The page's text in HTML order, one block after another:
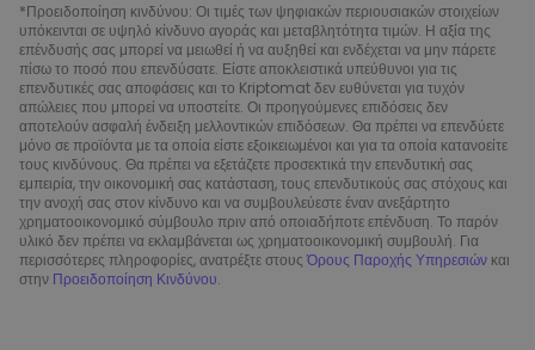
*Προειδοποίηση κινδύνου: Οι τιμές των ψηφιακών περιουσιακών στοιχείων
υπόκεινται σε υψηλό κίνδυνο αγοράς και μεταβλητότητα τιμών. Η αξία της
επένδυσής σας μπορεί να μειωθεί ή να αυξηθεί και ενδέχεται να μην πάρετε
πίσω το ποσό που επενδύσατε. Είστε αποκλειστικά υπεύθυνοι για τις
επενδυτικές σας αποφάσεις και το Kriptomat δεν ευθύνεται για τυχόν
απώλειες που μπορεί να υποστείτε. Οι προηγούμενες επιδόσεις δεν
αποτελούν ασφαλή ένδειξη μελλοντικών επιδόσεων. Θα πρέπει να επενδύετε
μόνο σε προϊόντα με τα οποία είστε εξοικειωμένοι και για τα οποία κατανοείτε
τους κινδύνους. Θα πρέπει να εξετάζετε προσεκτικά την επενδυτική σας
εμπειρία, την οικονομική σας κατάσταση, τους επενδυτικούς σας στόχους και
την ανοχή σας στον κίνδυνο και να συμβουλεύεστε έναν ανεξάρτητο
χρηματοοικονομικό σύμβουλο πριν από οποιαδήποτε επένδυση. Το παρόν
υλικό δεν πρέπει να εκλαμβάνεται ως χρηματοοικονομική συμβουλή. Για
περισσότερες πληροφορίες, ανατρέξτε στουςΌρους Παροχής Υπηρεσιών και
στην Προειδοποίηση Κινδύνου.